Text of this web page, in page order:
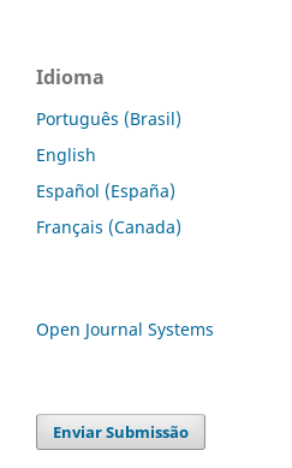
Idioma
Português (Brasil)
English
Español (España)
Français (Canada)
Open Journal Systems
Enviar Submissão